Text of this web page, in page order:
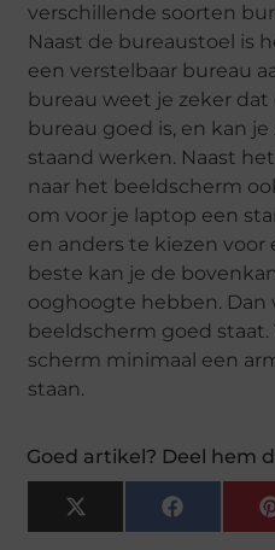
verschillende soorten
Naast de bureaustoel is
een verstelbaar bureau
bureau weet je zeker
bureau goed is, en kan
staand werken. Naast
naar het beeldscherm
om voor je laptop een
en anders te kiezen
beste kan je de
ooghoogte hebben. Dan
beeldscherm goed
scherm minimaal een
staan.
Goed artikel? Deel hem
X
(Twitter)